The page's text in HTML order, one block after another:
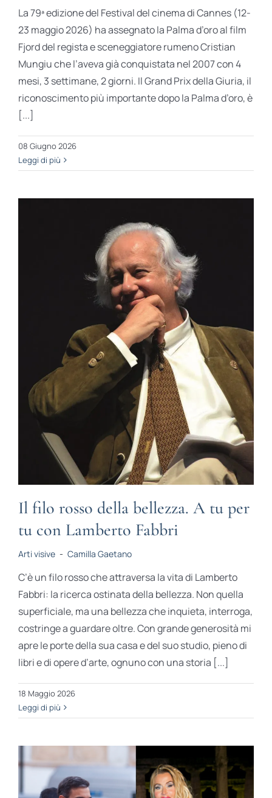
La 79ª edizione del Festival del cinema di Cannes (12-
23 maggio 2026) ha assegnato la Palma d’oro al film
Fjord del regista e sceneggiatore rumeno Cristian
Mungiu che l’aveva già conquistata nel 2007 con 4
mesi, 3 settimane, 2 giorni. Il Grand Prix della Giuria, il
riconoscimento più importante dopo la Palma d’oro, è
[...]
08 Giugno 2026
Leggi di più
Il filo rosso della bellezza. A tu per
tu con Lamberto Fabbri
Arti visive - Camilla Gaetano
C’è un filo rosso che attraversa la vita di Lamberto
Fabbri: la ricerca ostinata della bellezza. Non quella
superficiale, ma una bellezza che inquieta, interroga,
costringe a guardare oltre. Con grande generosità mi
apre le porte della sua casa e del suo studio, pieno di
libri e di opere d’arte, ognuno con una storia [...]
18 Maggio 2026
Leggi di più